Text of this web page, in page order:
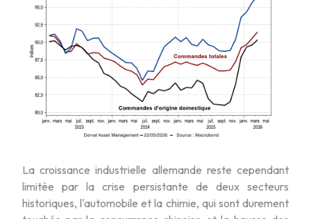
La croissance industrielle allemande reste cependant
limitée par la crise persistante de deux secteurs
historiques, l'automobile et la chimie, qui sont durement